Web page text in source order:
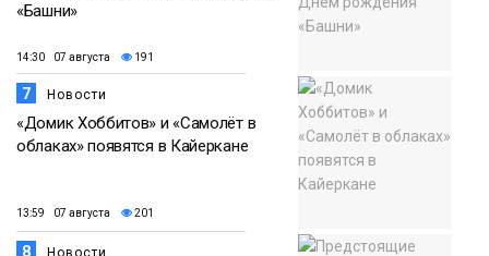
«Башни»
14:30 07 августа 191
7 Новости
«Домик Хоббитов» и «Самолёт в
облаках» появятся в Кайеркане
13:59 07 августа 201
8